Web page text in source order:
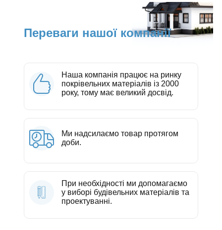
Переваги нашої компанії
Наша компанія працює на ринку
покрівельних матеріалів із 2000
року, тому має великий досвід.
Ми надсилаємо товар протягом
доби.
При необхідності ми допомагаємо
у виборі будівельних матеріалів та
проектуванні.